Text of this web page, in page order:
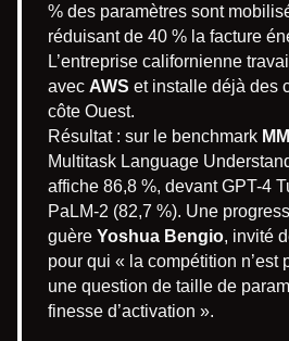
% des paramètres sont
réduisant de 40 % la facture
L’entreprise californienne
avec AWS et installe déjà des
côte Ouest.
Résultat : sur le benchmark
Multitask Language
affiche 86,8 %, devant GPT-4
PaLM-2 (82,7 %). Une
guère Yoshua Bengio, invité
pour qui « la compétition n’est
une question de taille de
finesse d’activation ».